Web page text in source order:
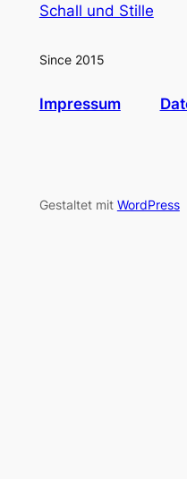
Schall und Stille
Since 2015
Impressum
Gestaltet mit WordPress